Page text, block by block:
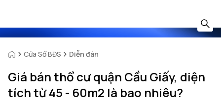
Cửa Sổ BĐS Diễn đàn
Giá bán thổ cư quận Cầu Giấy, diện
tích từ 45 - 60m2 là bao nhiêu?